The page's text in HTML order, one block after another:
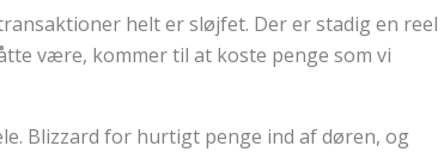
helt er sløjfet. Der er stadig en reel
være, kommer til at koste penge som vi
Blizzard for hurtigt penge ind af døren, og